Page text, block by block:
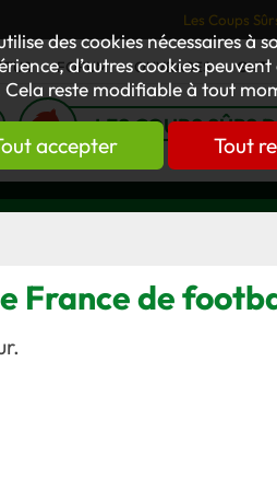
des cookies nécessaires
d’autres cookies
Cela reste modifiable à tout
accepter Tout
Les Coups
FORUM OUVRAGES GNT
LES COUPS SÛRS
France de